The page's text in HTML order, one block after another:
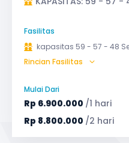
Fasilitas
kapasitas 59 - 57 - 48
Bagasi
GPS
Safety Tools (P3K,
TV LED & Android System
Rincian Fasilitas
Mulai Dari
Rp 6.900.000 /1 hari
Rp 8.800.000 /2 hari